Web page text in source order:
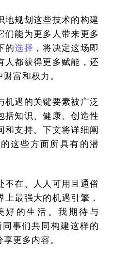
地规划这些技术的构建
们能为更多人带来更多
的选择 ，将决定这场即
人都获得更多赋能，还
富和权力。
机遇的关键要素被广泛
括知识、健康、创造性
和支持。下文将详细阐
这些方面所具有的潜
不在、人人可用且通俗
最强大的机遇引擎，
好的生活。我期待与
事们共同构建这样的
更多内容。